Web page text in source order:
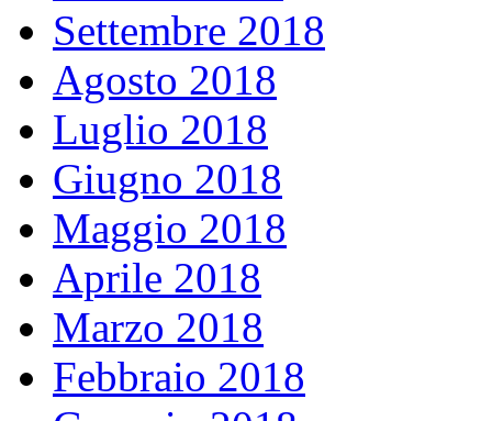
Settembre 2018
Agosto 2018
Luglio 2018
Giugno 2018
Maggio 2018
Aprile 2018
Marzo 2018
Febbraio 2018